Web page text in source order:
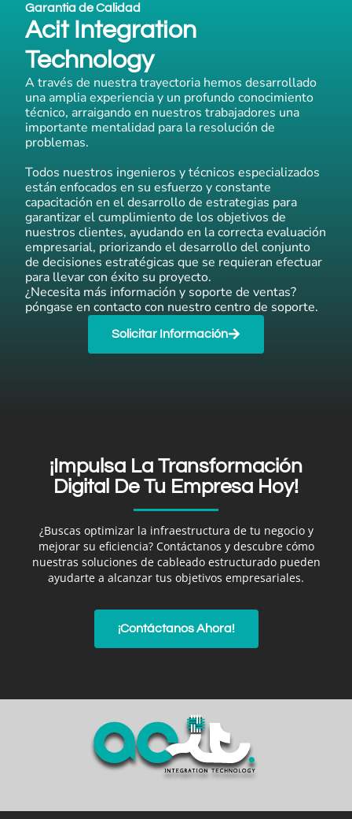
Garantia de Calidad
Acit Integration
Technology
A través de nuestra trayectoria hemos desarrollado
una amplia experiencia y un profundo conocimiento
técnico, arraigando en nuestros trabajadores una
importante mentalidad para la resolución de
problemas.
Todos nuestros ingenieros y técnicos especializados
están enfocados en su esfuerzo y constante
capacitación en el desarrollo de estrategias para
garantizar el cumplimiento de los objetivos de
nuestros clientes, ayudando en la correcta evaluación
empresarial, priorizando el desarrollo del conjunto
de decisiones estratégicas que se requieran efectuar
para llevar con éxito su proyecto.
¿Necesita más información y soporte de ventas?
póngase en contacto con nuestro centro de soporte.
Solicitar Información
¡Impulsa La Transformación
Digital De Tu Empresa Hoy!
¿Buscas optimizar la infraestructura de tu negocio y
mejorar su eficiencia? Contáctanos y descubre cómo
nuestras soluciones de cableado estructurado pueden
ayudarte a alcanzar tus objetivos empresariales.
¡Contáctanos Ahora!